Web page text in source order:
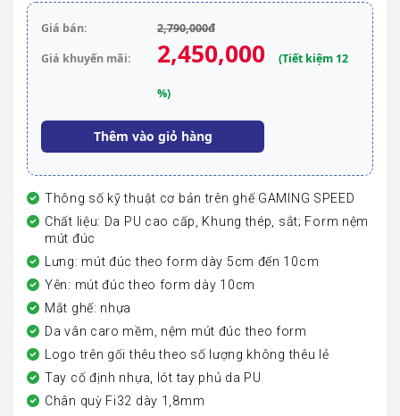
Giá bán:
2,790,000đ
Giá khuyến mãi:
2,450,000 (Tiết kiệm 12
%)
Thêm vào giỏ hàng
Thông số kỹ thuật cơ bản trên ghế GAMING SPEED
Chất liệu: Da PU cao cấp, Khung thép, sắt; Form nệm
mút đúc
Lưng: mút đúc theo form dày 5cm đến 10cm
Yên: mút đúc theo form dày 10cm
Mắt ghế: nhựa
Da vân caro mềm, nệm mút đúc theo form
Logo trên gối thêu theo số lượng không thêu lẻ
Tay cố định nhựa, lót tay phủ da PU
Chân quỳ Fi32 dày 1,8mm